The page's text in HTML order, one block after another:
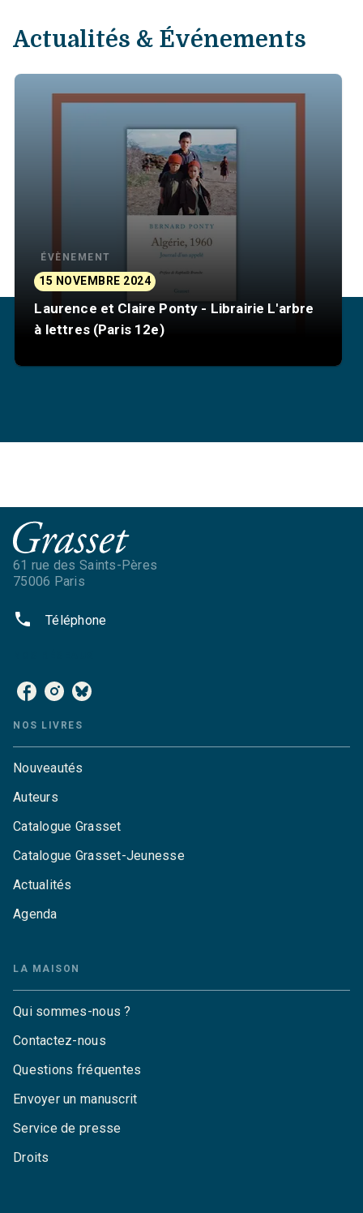
Actualités & Événements
ÉVÈNEMENT
15 NOVEMBRE 2024
Laurence et Claire Ponty - Librairie L'arbre
à lettres (Paris 12e)
61 rue des Saints-Pères
75006 Paris
phone Téléphone
NOS LIVRES
Nouveautés
Auteurs
Catalogue Grasset
Catalogue Grasset-Jeunesse
Actualités
Agenda
LA MAISON
Qui sommes-nous ?
Contactez-nous
Questions fréquentes
Envoyer un manuscrit
Service de presse
Droits